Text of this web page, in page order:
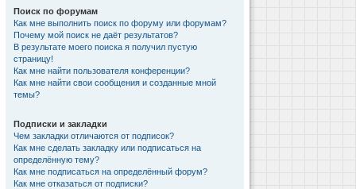
Поиск по форумам
Как мне выполнить поиск по форуму или форумам?
Почему мой поиск не даёт результатов?
В результате моего поиска я получил пустую
страницу!
Как мне найти пользователя конференции?
Как мне найти свои сообщения и созданные мной
темы?
Подписки и закладки
Чем закладки отличаются от подписок?
Как мне сделать закладку или подписаться на
определённую тему?
Как мне подписаться на определённый форум?
Как мне отказаться от подписки?